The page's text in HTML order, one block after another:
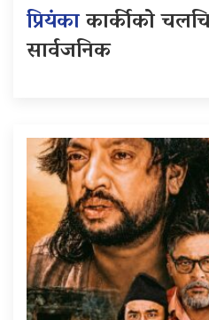
प्रियंकाकार्कीको
सार्वजनिक